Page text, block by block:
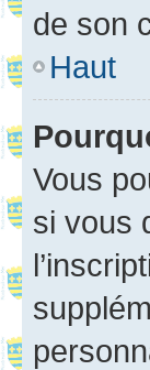
de son
Haut
Vous
si vous